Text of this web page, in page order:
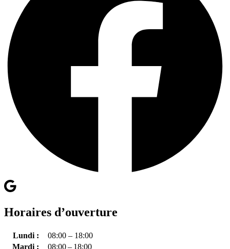
Horaires d’ouverture
Lundi :
08:00 – 18:00
Mardi :
08:00 – 18:00